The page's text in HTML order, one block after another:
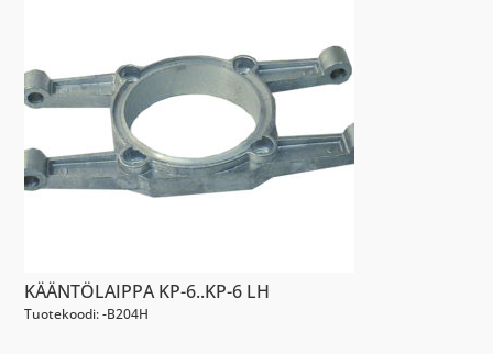
KÄÄNTÖLAIPPA KP-6..KP-6 LH
Tuotekoodi: -B204H